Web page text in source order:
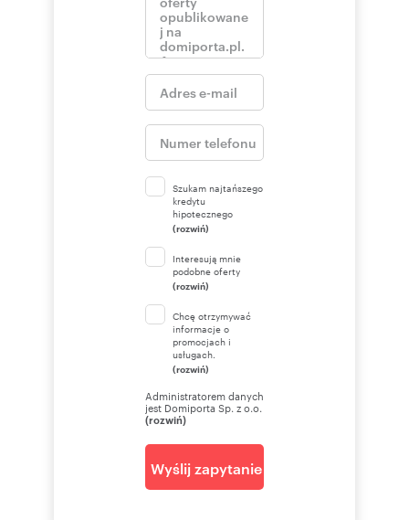
Szukam najtańszego
kredytu
hipotecznego
(rozwiń)
Interesują mnie
podobne oferty
(rozwiń)
Chcę otrzymywać
informacje o
promocjach i
usługach.
(rozwiń)
Administratorem danych
jest Domiporta Sp. z o.o.
(rozwiń)
Wyślij zapytanie